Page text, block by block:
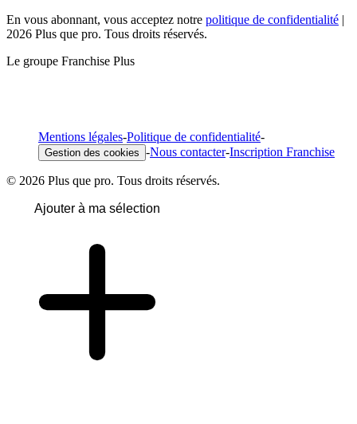
En vous abonnant, vous acceptez notre politique de confidentialité |
2026 Plus que pro. Tous droits réservés.
Le groupe Franchise Plus
Mentions légales-Politique de confidentialité-
Gestion des cookies -Nous contacter-Inscription Franchise
© 2026 Plus que pro. Tous droits réservés.
Ajouter à ma sélection